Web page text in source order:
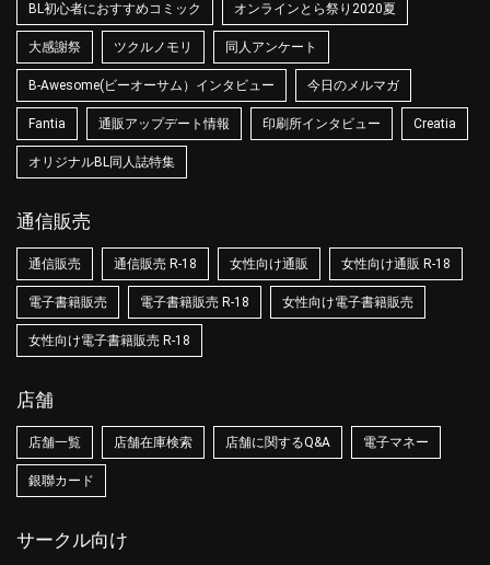
BL初心者におすすめコミック オンラインとら祭り2020夏
大感謝祭 ツクルノモリ 同人アンケート
B-Awesome(ビーオーサム）インタビュー 今日のメルマガ
Fantia 通販アップデート情報 印刷所インタビュー Creatia
オリジナルBL同人誌特集
通信販売
通信販売 通信販売 R-18 女性向け通販 女性向け通販 R-18
電子書籍販売 電子書籍販売 R-18 女性向け電子書籍販売
女性向け電子書籍販売 R-18
店舗
店舗一覧 店舗在庫検索 店舗に関するQ&A 電子マネー
銀聯カード
サークル向け